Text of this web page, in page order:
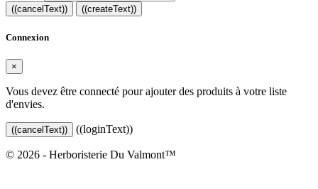
((cancelText)) ((createText))
Connexion
×
Vous devez être connecté pour ajouter des produits à votre liste
d'envies.
((cancelText)) ((loginText))
© 2026 - Herboristerie Du Valmont™